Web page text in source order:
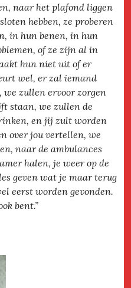
naar het plafond liggen
hebben, ze proberen
in hun benen, in hun
of ze zijn al in
hun niet uit of er
wel, er zal iemand
we zullen ervoor zorgen
staan, we zullen de
en jij zult worden
over jou vertellen, we
naar de ambulances
halen, je weer op de
geven wat je maar terug
eerst worden gevonden.
bent.”